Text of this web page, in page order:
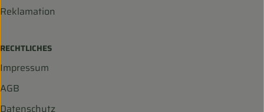
Reklamation
RECHTLICHES
Impressum
AGB
Datenschutz